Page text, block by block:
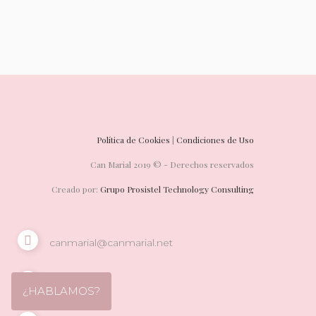
¿HABLAMOS?
Política de Cookies | Condiciones de Uso
Can Marial 2019 © - Derechos reservados
Creado por: Grupo Prosistel Technology Consulting
canmarial@canmarial.net